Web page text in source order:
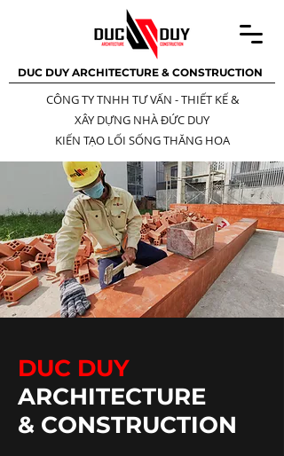
DUC DUY ARCHITECTURE & CONSTRUCTION
CÔNG TY TNHH TƯ VẤN - THIẾT KẾ&
XÂY DỰNG NHÀ ĐỨC DUY
KIẾN TẠO LỐI SỐNG THĂNG HOA
DUC DUY
ARCHITECTURE
& CONSTRUCTION